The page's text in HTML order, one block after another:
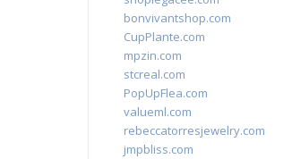
bonvivantshop.com
CupPlante.com
mpzin.com
stcreal.com
PopUpFlea.com
valueml.com
rebeccatorresjewelry.com
jmpbliss.com